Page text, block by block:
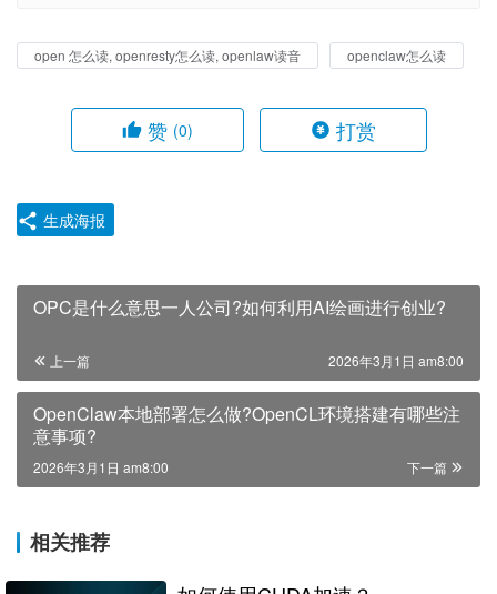
open 怎么读, openresty怎么读, openlaw读音 openclaw怎么读
赞 (0) 打赏
生成海报
OPC是什么意思一人公司?如何利用AI绘画进行创业?
上一篇 2026年3月1日 am8:00
OpenClaw本地部署怎么做?OpenCL环境搭建有哪些注
意事项?
下一篇
2026年3月1日 am8:00
相关推荐